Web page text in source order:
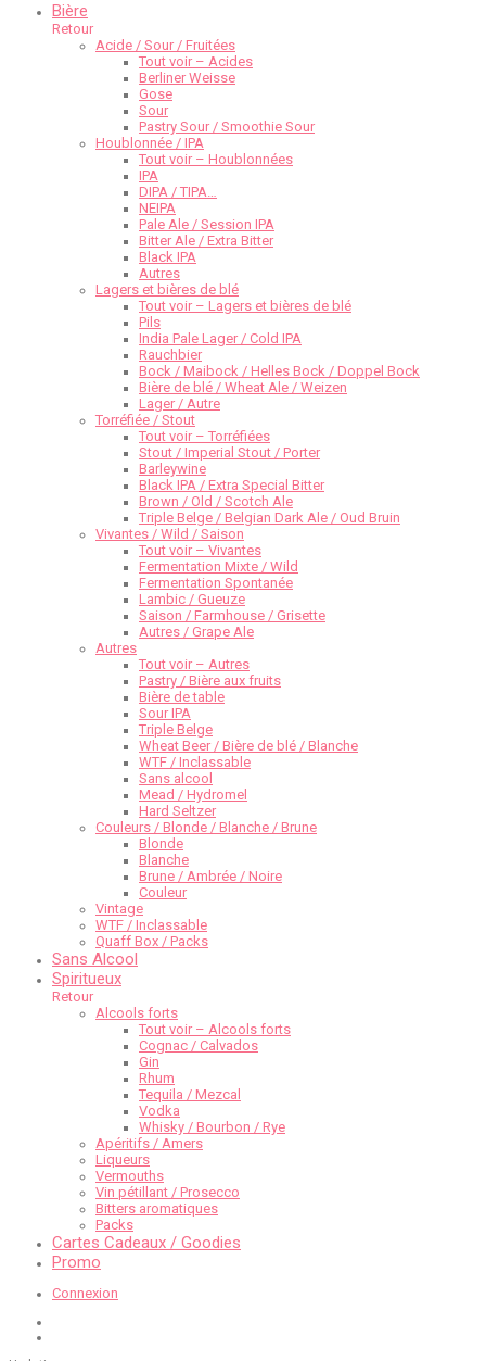
Bière
Retour
Acide / Sour / Fruitées
Tout voir – Acides
Berliner Weisse
Gose
Sour
Pastry Sour / Smoothie Sour
Houblonnée / IPA
Tout voir – Houblonnées
IPA
DIPA / TIPA…
NEIPA
Pale Ale / Session IPA
Bitter Ale / Extra Bitter
Black IPA
Autres
Lagers et bières de blé
Tout voir – Lagers et bières de blé
Pils
India Pale Lager / Cold IPA
Rauchbier
Bock / Maibock / Helles Bock / Doppel Bock
Bière de blé / Wheat Ale / Weizen
Lager / Autre
Torréfiée / Stout
Tout voir – Torréfiées
Stout / Imperial Stout / Porter
Barleywine
Black IPA / Extra Special Bitter
Brown / Old / Scotch Ale
Triple Belge / Belgian Dark Ale / Oud Bruin
Vivantes / Wild / Saison
Tout voir – Vivantes
Fermentation Mixte / Wild
Fermentation Spontanée
Lambic / Gueuze
Saison / Farmhouse / Grisette
Autres / Grape Ale
Autres
Tout voir – Autres
Pastry / Bière aux fruits
Bière de table
Sour IPA
Triple Belge
Wheat Beer / Bière de blé / Blanche
WTF / Inclassable
Sans alcool
Mead / Hydromel
Hard Seltzer
Couleurs / Blonde / Blanche / Brune
Blonde
Blanche
Brune / Ambrée / Noire
Couleur
Vintage
WTF / Inclassable
Quaff Box / Packs
Sans Alcool
Spiritueux
Retour
Alcools forts
Tout voir – Alcools forts
Cognac / Calvados
Gin
Rhum
Tequila / Mezcal
Vodka
Whisky / Bourbon / Rye
Apéritifs / Amers
Liqueurs
Vermouths
Vin pétillant / Prosecco
Bitters aromatiques
Packs
Cartes Cadeaux / Goodies
Promo
Connexion